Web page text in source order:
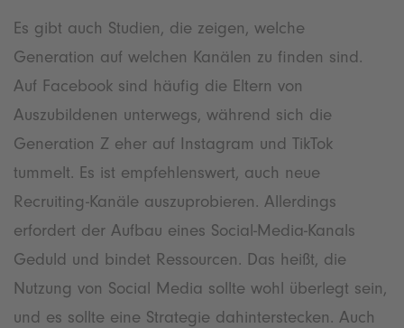
Es gibt auch Studien, die zeigen, welche
Generation auf welchen Kanälen zu finden sind.
Auf Facebook sind häufig die Eltern von
Auszubildenen unterwegs, während sich die
Generation Z eher auf Instagram und TikTok
tummelt. Es ist empfehlenswert, auch neue
Recruiting-Kanäle auszuprobieren. Allerdings
erfordert der Aufbau eines Social-Media-Kanals
Geduld und bindet Ressourcen. Das heißt, die
Nutzung von Social Media sollte wohl überlegt sein,
und es sollte eine Strategie dahinterstecken. Auch